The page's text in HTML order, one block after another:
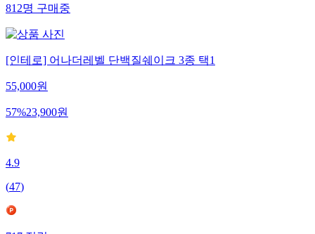
812명구매중
[인테로] 어나더레벨 단백질쉐이크 3종 택1
55,000원
57%23,900원
4.9
(47)